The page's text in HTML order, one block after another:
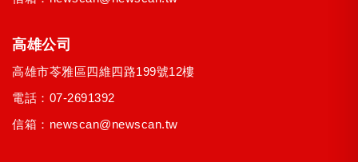
高雄公司
高雄市苓雅區四維四路199號12樓
電話： 07-2691392
信箱： newscan@newscan.tw